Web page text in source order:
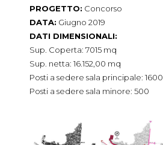
PROGETTO: Concorso
DATA: Giugno 2019
DATI DIMENSIONALI:
Sup. Coperta: 7015 mq
Sup. netta: 16.152,00 mq
Posti a sedere sala principale: 1600
Posti a sedere sala minore: 500